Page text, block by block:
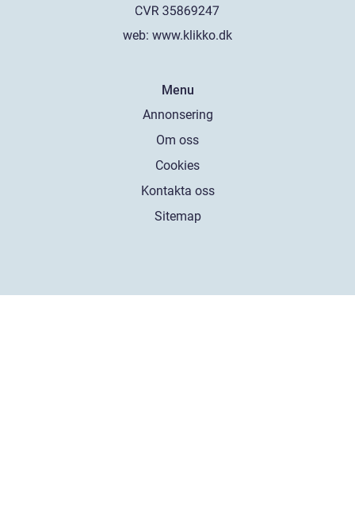
web: www.klikko.dk
Menu
Annonsering
Om oss
Cookies
Kontakta oss
Sitemap